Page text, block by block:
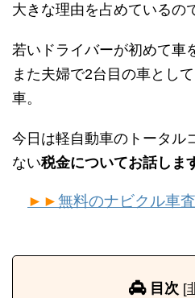
大きな理由を占めているの
若いドライバーが初めて車
また夫婦で2台目の車とし
車。
今日は軽自動車のトータル
ない税金についてお話しま
►►無料のナビクル車
目次 [